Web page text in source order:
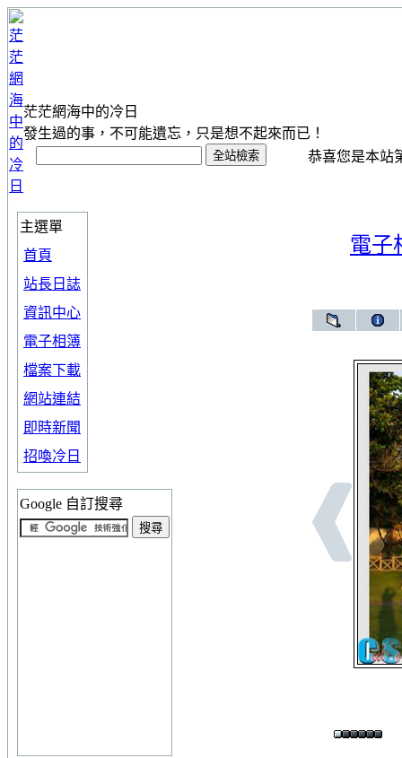
茫茫網海中的冷日
發生過的事，不可能遺忘，只是想不起來而已！
恭喜您是本站
主選單
首頁
站長日誌
資訊中心
電子相簿
檔案下載
網站連結
即時新聞
招喚冷日
Google 自訂搜尋
電子